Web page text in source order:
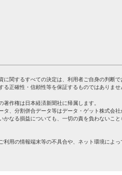
関するすべての決定は、利用者ご自身の判断
正確性・信頼性等を保証するものではありませ
作権は日本経済新聞社に帰属します。
、分割併合データ等はデータ・ゲット株式会社
なる損益についても、一切の責を負わないこと
利用の情報端末等の不具合や、ネット環境によ